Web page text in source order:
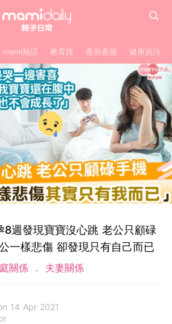
mami熱話 教育路 產前產後 健康資訊
8週發現寶寶沒心跳 老公只顧碌
一樣悲傷 卻發現只有自己而已
關係 夫妻關係
14 Apr 2021